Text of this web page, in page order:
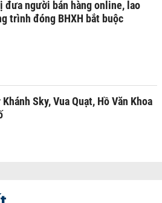
đưa người bán hàng online, lao
trình đóng BHXH bắt buộc
Sky, Vua Quạt, Hồ Văn Khoa